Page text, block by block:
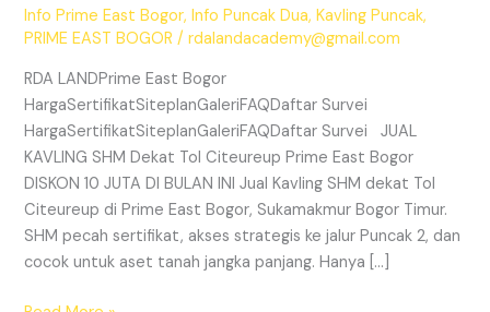
Info Prime East Bogor,Info Puncak Dua,Kavling Puncak,
PRIME EAST BOGOR /rdalandacademy@gmail.com
RDA LANDPrime East Bogor
HargaSertifikatSiteplanGaleriFAQDaftar Survei
HargaSertifikatSiteplanGaleriFAQDaftar Survei JUAL
KAVLING SHM Dekat Tol Citeureup Prime East Bogor
DISKON 10 JUTA DI BULAN INI Jual Kavling SHM dekat Tol
Citeureup di Prime East Bogor, Sukamakmur Bogor Timur.
SHM pecah sertifikat, akses strategis ke jalur Puncak 2, dan
cocok untuk aset tanah jangka panjang. Hanya […]